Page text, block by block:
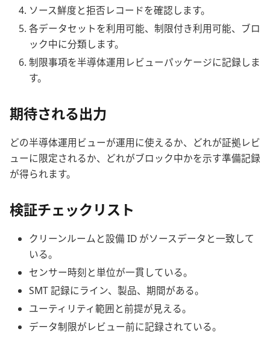
ソース鮮度と拒否レコードを確認します。
各データセットを利用可能、制限付き利用可能、ブロ
ック中に分類します。
制限事項を半導体運用レビューパッケージに記録しま
す。
期待される出力
どの半導体運用ビューが運用に使えるか、どれが証拠レビ
ューに限定されるか、どれがブロック中かを示す準備記録
が得られます。
検証チェックリスト
クリーンルームと設備 ID がソースデータと一致して
いる。
センサー時刻と単位が一貫している。
SMT 記録にライン、製品、期間がある。
ユーティリティ範囲と前提が見える。
データ制限がレビュー前に記録されている。